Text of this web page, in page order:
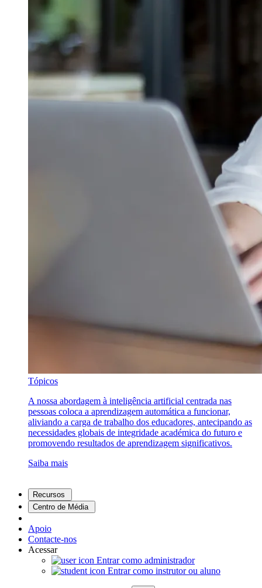
Tópicos
A nossa abordagem à inteligência artificial centrada nas
pessoas coloca a aprendizagem automática a funcionar,
aliviando a carga de trabalho dos educadores, antecipando as
necessidades globais de integridade académica do futuro e
promovendo resultados de aprendizagem significativos.
Saiba mais
Recursos
Centro de Média
Apoio
Contacte-nos
Acessar
Entrar como administrador
Entrar como instrutor ou aluno